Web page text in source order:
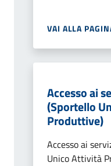
VAI ALLA
Accesso ai
(Sportello
Produttive)
Accesso ai
Unico Attività